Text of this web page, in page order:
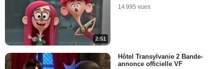
2:51
14 995 vues
Hôtel Transylvanie 2 Bande-
annonce officielle VF